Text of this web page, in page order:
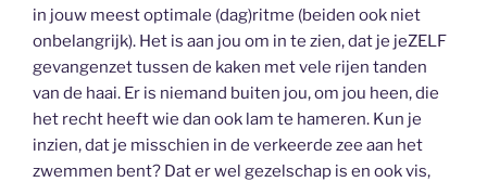
in jouw meest optimale (dag)ritme (beiden ook niet
onbelangrijk). Het is aan jou om in te zien, dat je jeZELF
gevangenzet tussen de kaken met vele rijen tanden
van de haai. Er is niemand buiten jou, om jou heen, die
het recht heeft wie dan ook lam te hameren. Kun je
inzien, dat je misschien in de verkeerde zee aan het
zwemmen bent? Dat er wel gezelschap is en ook vis,